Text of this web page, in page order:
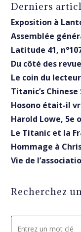
Derniers
Exposition à
Assemblée
Latitude 41,
Du côté des
Le coin du
Titanic’s
Hosono était-il
Harold Lowe, 5e
Le Titanic et la
Hommage à
Vie de
Recherchez